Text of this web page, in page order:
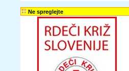
Ne spreglejte